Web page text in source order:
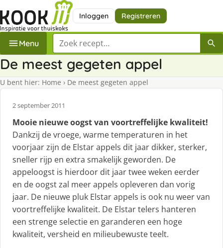
Inloggen Registreren
Menu Zoek een recept
De meest gegeten appel
U bent hier: Home › De meest gegeten appel
2 september 2011
Mooie nieuwe oogst van voortreffelijke kwaliteit!
Dankzij de vroege, warme temperaturen in het
voorjaar zijn de Elstar appels dit jaar dikker, sterker,
sneller rijp en extra smakelijk geworden. De
appeloogst is hierdoor dit jaar twee weken eerder
en de oogst zal meer appels opleveren dan vorig
jaar. De nieuwe pluk Elstar appels is ook nu weer van
voortreffelijke kwaliteit. De Elstar telers hanteren
een strenge selectie en garanderen een hoge
kwaliteit, versheid en milieubewuste teelt.